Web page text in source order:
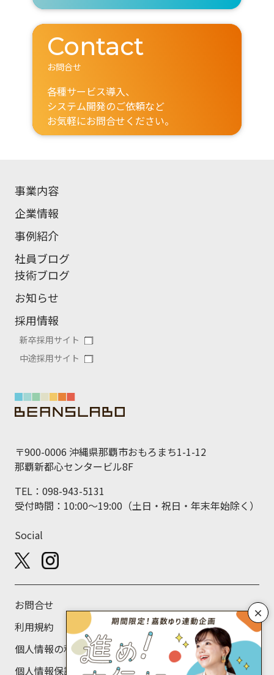
×
Contact
お問合せ
各種サービス導入、
システム開発のご依頼など
お気軽にお問合せください。
事業内容
企業情報
事例紹介
社員ブログ
技術ブログ
お知らせ
採用情報
新卒採用サイト
中途採用サイト
〒900-0006 沖縄県那覇市おもろまち1-1-12
那覇新都心センタービル8F
TEL：098-943-5131
受付時間：10:00～19:00（土日・祝日・年末年始除く）
Social
お問合せ
利用規約
個人情報の利用目的について
個人情報保護方針